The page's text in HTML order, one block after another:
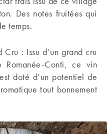
Des notes fruitées qui
temps.
: Issu d’un grand cru
Conti, ce vin
doté d’un potentiel de
tout bonnement